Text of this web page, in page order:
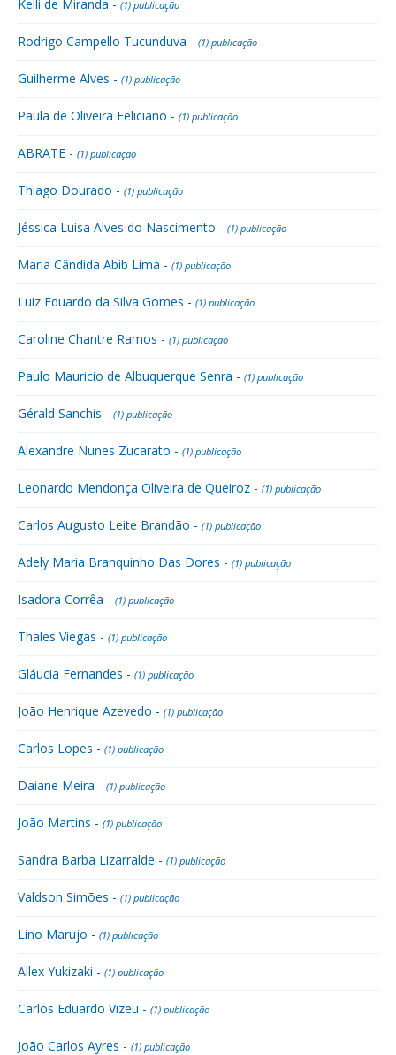
Kelli de Miranda - (1) publicação
Rodrigo Campello Tucunduva - (1) publicação
Guilherme Alves - (1) publicação
Paula de Oliveira Feliciano - (1) publicação
ABRATE - (1) publicação
Thiago Dourado - (1) publicação
Jéssica Luisa Alves do Nascimento - (1) publicação
Maria Cândida Abib Lima - (1) publicação
Luiz Eduardo da Silva Gomes - (1) publicação
Caroline Chantre Ramos - (1) publicação
Paulo Mauricio de Albuquerque Senra - (1) publicação
Gérald Sanchis - (1) publicação
Alexandre Nunes Zucarato - (1) publicação
Leonardo Mendonça Oliveira de Queiroz - (1) publicação
Carlos Augusto Leite Brandão - (1) publicação
Adely Maria Branquinho Das Dores - (1) publicação
Isadora Corrêa - (1) publicação
Thales Viegas - (1) publicação
Gláucia Fernandes - (1) publicação
João Henrique Azevedo - (1) publicação
Carlos Lopes - (1) publicação
Daiane Meira - (1) publicação
João Martins - (1) publicação
Sandra Barba Lizarralde - (1) publicação
Valdson Simões - (1) publicação
Lino Marujo - (1) publicação
Allex Yukizaki - (1) publicação
Carlos Eduardo Vizeu - (1) publicação
João Carlos Ayres - (1) publicação